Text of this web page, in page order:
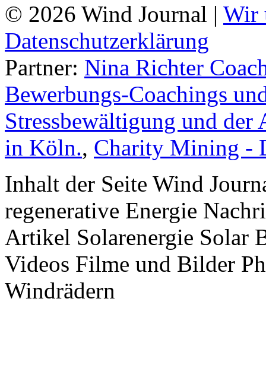
© 2026 Wind Journal | Wir
Datenschutzerklärung
Partner: Nina Richter
Bewerbungs-Coachings
Stressbewältigung und
in Köln., Charity Mining -
Inhalt der Seite Wind
regenerative Energie
Artikel Solarenergie Solar
Videos Filme und Bilder
Windrädern